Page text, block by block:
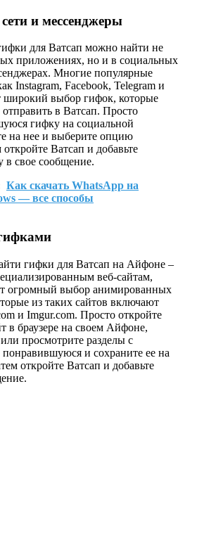
и мессенджеры
для Ватсап можно найти не
приложениях, но и в социальных
Многие популярные
Instagram, Facebook, Telegram и
широкий выбор гифок, которые
в Ватсап. Просто
гифку на социальной
на нее и выберите опцию
Ватсап и добавьте
в свое сообщение.
Как скачать WhatsApp на
— все способы
гифки для Ватсап на Айфоне –
веб-сайтам,
огромный выбор анимированных
из таких сайтов включают
и Imgur.com. Просто откройте
в браузере на своем Айфоне,
просмотрите разделы с
и сохраните ее на
откройте Ватсап и добавьте